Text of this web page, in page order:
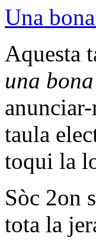
Una
Aquesta
una
taula
toqui la
Sòc 2on
tota la